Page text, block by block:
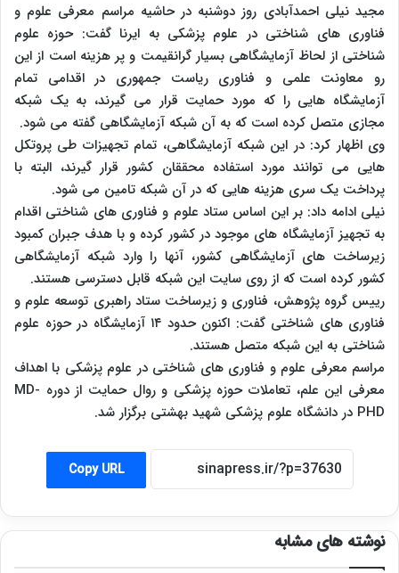
مجید نیلی احمدآبادی روز دوشنبه در حاشیه مراسم معرفی علوم و
فناوری های شناختی در علوم پزشکی به ایرنا گفت: حوزه علوم
شناختی از لحاظ آزمایشگاهی بسیار گرانقیمت و پر هزینه است از این
رو معاونت علمی و فناوری ریاست جمهوری در اقدامی تمام
آزمایشگاه هایی را که مورد حمایت قرار می گیرند، به یک شبکه
مجازی متصل کرده است که به آن شبکه آزمایشگاهی گفته می شود.
وی اظهار کرد: در این شبکه آزمایشگاهی، تمام تجهیزات طی پروتکل
هایی می توانند مورد استفاده محققان کشور قرار گیرند، البته با
پرداخت یک سری هزینه هایی که در آن شبکه تامین می شود.
نیلی ادامه داد: بر این اساس ستاد علوم و فناوری های شناختی اقدام
به تجهیز آزمایشگاه های موجود در کشور کرده و با هدف جبران کمبود
زیرساخت های آزمایشگاهی کشور، آنها را وارد شبکه آزمایشگاهی
کشور کرده است که از روی سایت این شبکه قابل دسترسی هستند.
رییس گروه پژوهش، فناوری و زیرساخت ستاد راهبری توسعه علوم و
فناوری های شناختی گفت: اکنون حدود ۱۴ آزمایشگاه در حوزه علوم
شناختی به این شبکه متصل هستند.
مراسم معرفی علوم و فناوری های شناختی در علوم پزشکی با اهداف
معرفی این علم، تعاملات حوزه پزشکی و روال حمایت از دوره MD-
PHD در دانشگاه علوم پزشکی شهید بهشتی برگزار شد.
Copy URL
نوشته های مشابه